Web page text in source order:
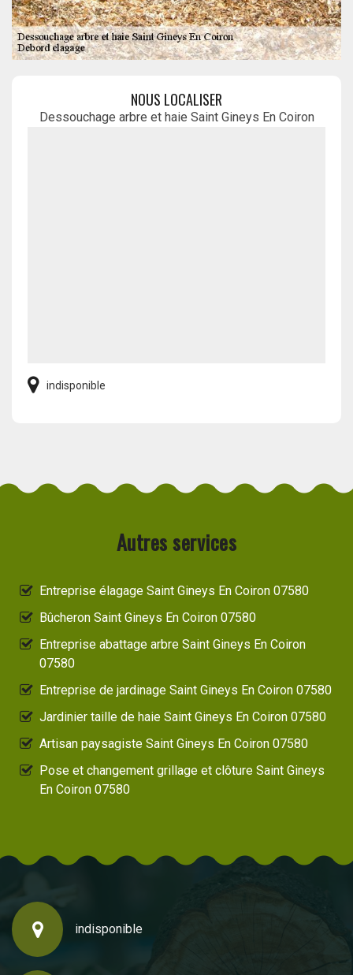
NOUS LOCALISER
Dessouchage arbre et haie Saint Gineys En Coiron
indisponible
Autres services
Entreprise élagage Saint Gineys En Coiron 07580
Bûcheron Saint Gineys En Coiron 07580
Entreprise abattage arbre Saint Gineys En Coiron
07580
Entreprise de jardinage Saint Gineys En Coiron 07580
Jardinier taille de haie Saint Gineys En Coiron 07580
Artisan paysagiste Saint Gineys En Coiron 07580
Pose et changement grillage et clôture Saint Gineys
En Coiron 07580
indisponible